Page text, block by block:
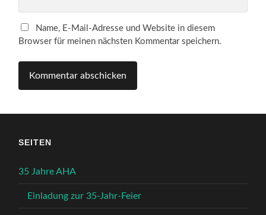
Name, E-Mail-Adresse und Website in diesem
Browser für meinen nächsten Kommentar speichern.
SEITEN
35 Jahre AHA
Einladung zur 35-Jahr-Feier